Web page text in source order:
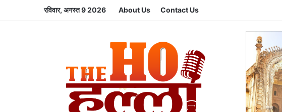
रविवार, अगस्त 9 2026 About Us Contact Us